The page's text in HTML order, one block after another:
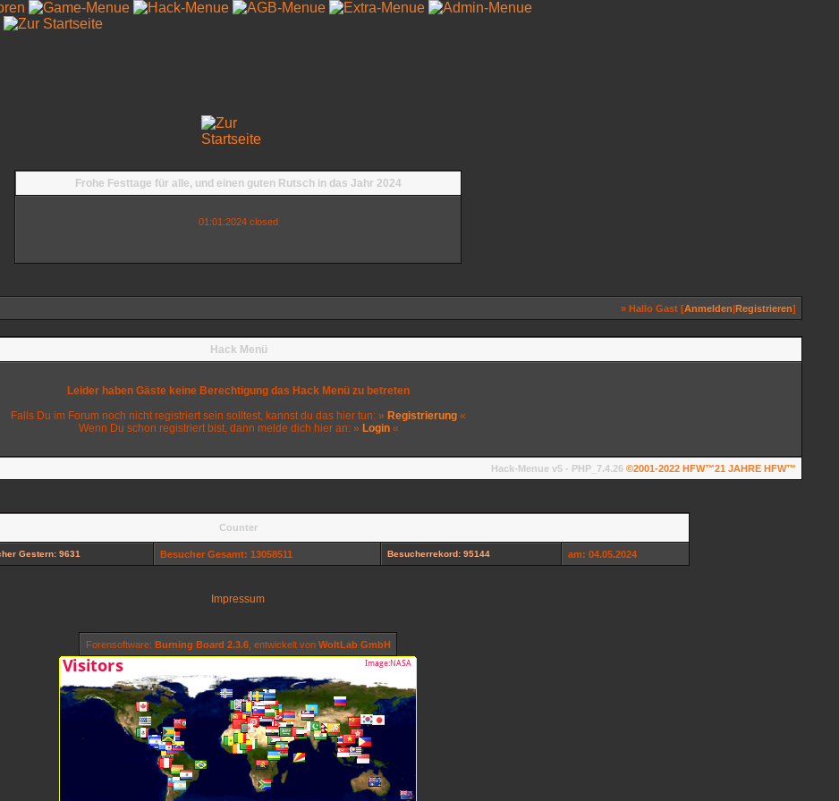
Frohe Festtage für alle, und einen guten Rutsch in das Jahr 2024
01:01:2024 closed
» Hallo Gast [Anmelden|Registrieren]
Hack Menü
Leider haben Gäste keine Berechtigung das Hack Menü zu betreten
Falls Du im Forum noch nicht registriert sein solltest, kannst du das hier tun: » Registrierung «
Wenn Du schon registriert bist, dann melde dich hier an: » Login«
Hack-Menue v5 - PHP_7.4.26 ©2001-2022 HFW™21 JAHRE HFW™
Counter
Gestern: 9631 Besucher Gesamt: 13058511 Besucherrekord: 95144 am: 04.05.2024
Impressum
Forensoftware: Burning Board 2.3.6 , entwickelt von WoltLab GmbH